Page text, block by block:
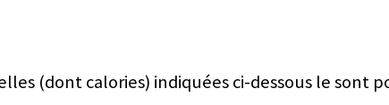
(dont calories) indiquées ci-dessous le sont